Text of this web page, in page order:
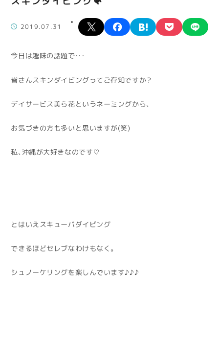
2019.07.31
X facebookhatena pocket
今日は趣味の話題で・・・
皆さんスキンダイビングってご存知ですか？
デイサービス美ら花というネーミングから、
お気づきの方も多いと思いますが(笑)
私、沖縄が大好きなのです♡
とはいえスキューバダイビング
できるほどセレブなわけもなく。
シュノーケリングを楽しんでいます♪♪♪